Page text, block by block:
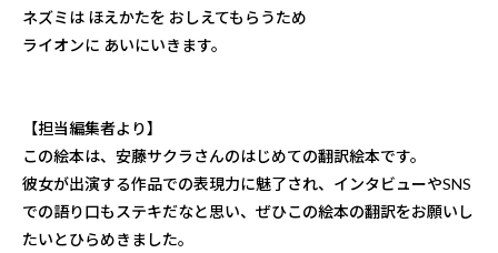
ネズミは ほえかたを おしえてもらうため
ライオンに あいにいきます。
【担当編集者より】
この絵本は、安藤サクラさんのはじめての翻訳絵本です。
彼女が出演する作品での表現力に魅了され、インタビューやSNS
での語り口もステキだなと思い、ぜひこの絵本の翻訳をお願いし
たいとひらめきました。